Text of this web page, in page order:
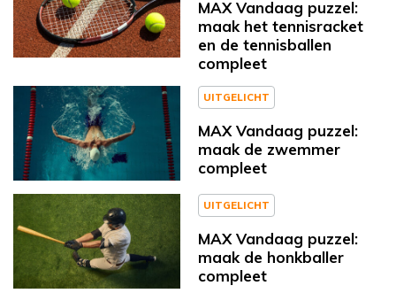
MAX Vandaag puzzel:
maak het tennisracket
en de tennisballen
compleet
UITGELICHT
MAX Vandaag puzzel:
maak de zwemmer
compleet
UITGELICHT
MAX Vandaag puzzel:
maak de honkballer
compleet